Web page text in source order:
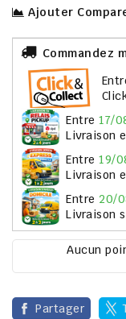
Ajouter
Commandez
entre 17/
Livraison
entre 19/
Livraison
entre 20/
Livraison
Aucun
Partager